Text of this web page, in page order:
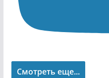
Смотреть еще...